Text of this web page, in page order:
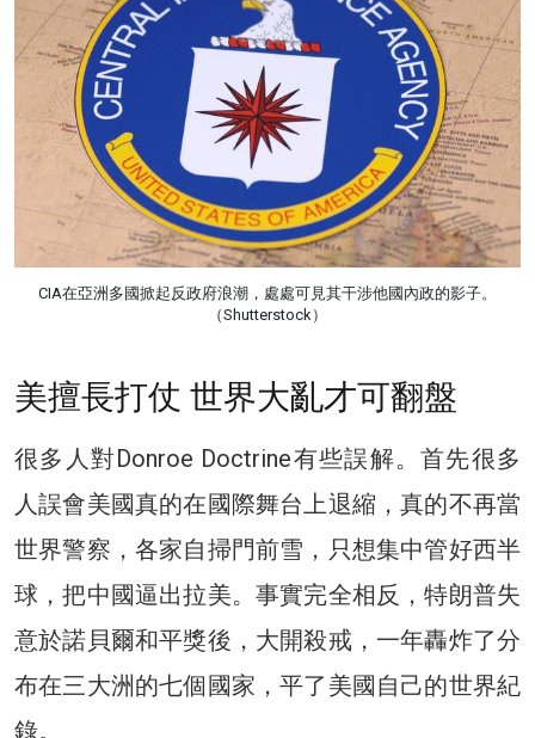
CIA在亞洲多國掀起反政府浪潮，處處可見其干涉他國內政的影子。
（Shutterstock）
美擅長打仗 世界大亂才可翻盤
很多人對Donroe Doctrine有些誤解。首先很多
人誤會美國真的在國際舞台上退縮，真的不再當
世界警察，各家自掃門前雪，只想集中管好西半
球，把中國逼出拉美。事實完全相反，特朗普失
意於諾貝爾和平獎後，大開殺戒，一年轟炸了分
布在三大洲的七個國家，平了美國自己的世界紀
錄。